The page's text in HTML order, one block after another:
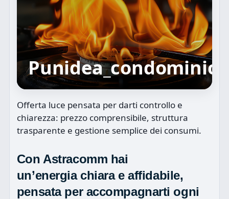
Punidea_condominio
Offerta luce pensata per darti controllo e
chiarezza: prezzo comprensibile, struttura
trasparente e gestione semplice dei consumi.
Con Astracomm hai
un’energia chiara e affidabile,
pensata per accompagnarti ogni